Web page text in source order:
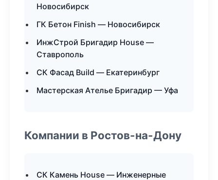
Новосибирск
ГК Бетон Finish — Новосибирск
ИнжСтрой Бригадир House —
Ставрополь
СК Фасад Build — Екатеринбург
Мастерская Ателье Бригадир — Уфа
Компании в Ростов-на-Дону
СК Камень House — Инженерные